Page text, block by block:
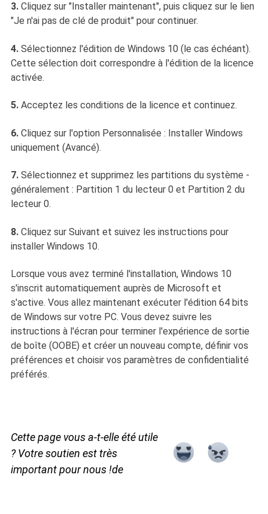
3.Cliquez sur "Installer maintenant", puis cliquez sur le lien
"Je n'ai pas de clé de produit" pour continuer.
4.Sélectionnez l'édition de Windows 10 (le cas échéant).
Cette sélection doit correspondre à l'édition de la licence
activée.
5.Acceptez les conditions de la licence et continuez.
6.Cliquez sur l'option Personnalisée : Installer Windows
uniquement (Avancé).
7.Sélectionnez et supprimez les partitions du système -
généralement : Partition 1 du lecteur 0 et Partition 2 du
lecteur 0.
8.Cliquez sur Suivant et suivez les instructions pour
installer Windows 10.
Lorsque vous avez terminé l'installation, Windows 10
s'inscrit automatiquement auprès de Microsoft et
s'active. Vous allez maintenant exécuter l'édition 64 bits
de Windows sur votre PC. Vous devez suivre les
instructions à l'écran pour terminer l'expérience de sortie
de boîte (OOBE) et créer un nouveau compte, définir vos
préférences et choisir vos paramètres de confidentialité
préférés.
Cette page vous a-t-elle été utile
? Votre soutien est très
important pour nous !de